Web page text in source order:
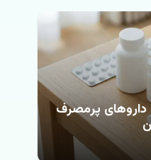
پرمصرف